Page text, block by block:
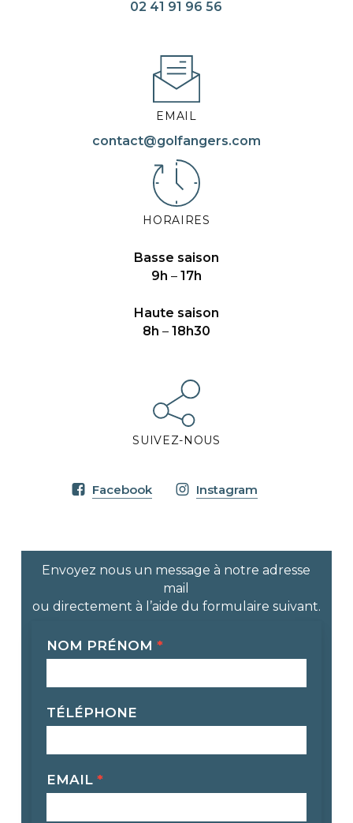
02 41 91 96 56
EMAIL
contact@golfangers.com
HORAIRES
Basse saison
9h – 17h
Haute saison
8h – 18h30
SUIVEZ-NOUS
Facebook Instagram
Envoyez nous un message à notre adresse
mail
ou directement à l’aide du formulaire suivant.
Contact
NOM PRÉNOM *
TÉLÉPHONE
EMAIL *